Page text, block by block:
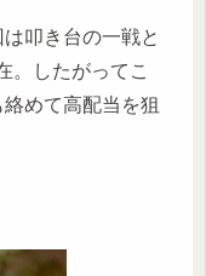
叩き台の一戦と
。したがってこ
めて高配当を狙